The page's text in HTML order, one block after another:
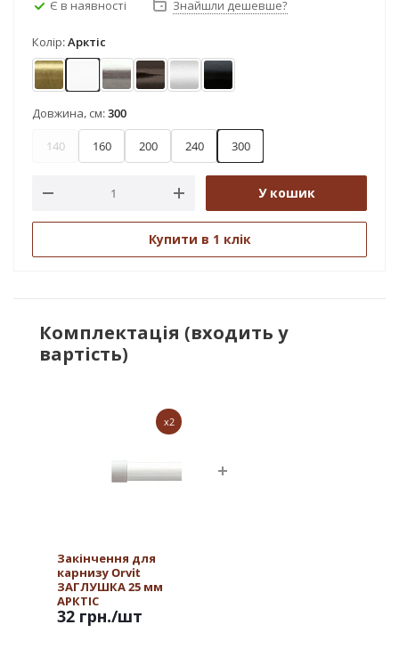
Є в наявності Знайшли дешевше?
Колір:Арктіс
Антик АрктісНержавіюча сталь
ОніксСатин Чорний оксамит
Довжина, см:300
140 160 200 240 300
У кошик
Купити в 1 клік
Комплектація (входить у
вартість)
x2
Закінчення для
карнизу Orvit
ЗАГЛУШКА 25 мм
АРКТІС
32 грн./шт